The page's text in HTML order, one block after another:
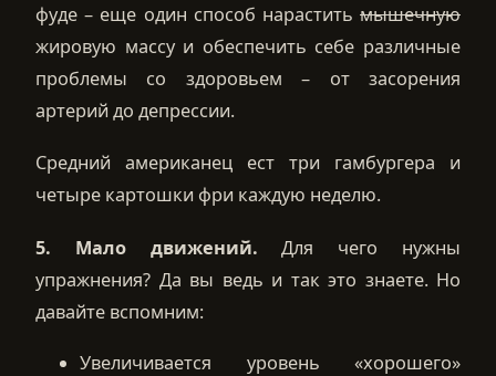
фуде – еще один способ нарастить мышечную
жировую массу и обеспечить себе различные
проблемы со здоровьем – от засорения
артерий до депрессии.
Средний американец ест три гамбургера и
четыре картошки фри каждую неделю.
5. Мало движений. Для чего нужны
упражнения? Да вы ведь и так это знаете. Но
давайте вспомним:
Увеличивается уровень «хорошего»